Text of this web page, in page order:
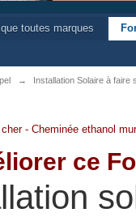
toutes marques
→ Installation Solaire à faire
- Cheminée ethanol
ce